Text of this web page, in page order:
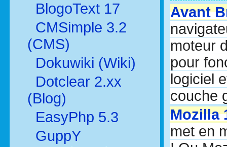
BlogoText 17
CMSimple 3.2
(CMS)
Dokuwiki (Wiki)
Dotclear 2.xx
(Blog)
EasyPhp 5.3
GuppY
Avant
moteur
pour
logiciel
couche
Mozilla
met en